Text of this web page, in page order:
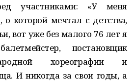
участниками: «У меня
о которой мечтал с детства,
вот уже без малого 76 лет я
постановщик
хореографии и
И никогда за свои годы, а